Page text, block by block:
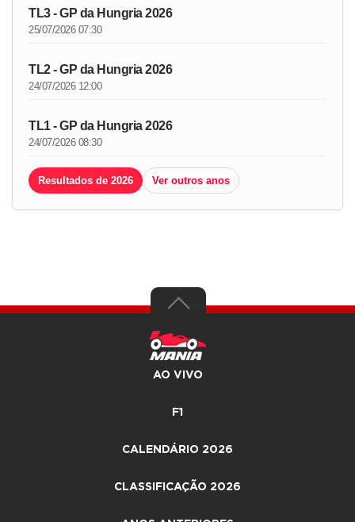
TL3 - GP da Hungria 2026
25/07/2026 07:30
TL2 - GP da Hungria 2026
24/07/2026 12:00
TL1 - GP da Hungria 2026
24/07/2026 08:30
Resultados de 2026 Ver outros anos
AO VIVO
F1
CALENDÁRIO 2026
CLASSIFICAÇÃO 2026